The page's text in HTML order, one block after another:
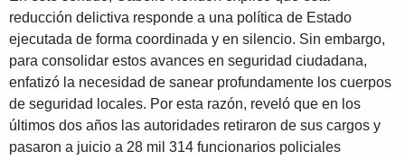
reducción delictiva responde a una política de Estado
ejecutada de forma coordinada y en silencio. Sin embargo,
para consolidar estos avances en seguridad ciudadana,
enfatizó la necesidad de sanear profundamente los cuerpos
de seguridad locales. Por esta razón, reveló que en los
últimos dos años las autoridades retiraron de sus cargos y
pasaron a juicio a 28 mil 314 funcionarios policiales